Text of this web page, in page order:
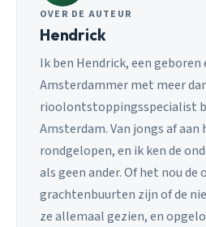
OVER DE AUTEUR
Hendrick
Ik ben Hendrick, een
Amsterdammer met meer
rioolontstoppingsspecialist
Amsterdam. Van jongs af aan
rondgelopen, en ik ken de
als geen ander. Of het nou de
grachtenbuurten zijn of de
ze allemaal gezien, en